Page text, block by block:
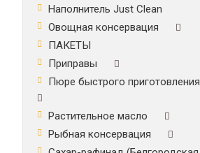
Наполнитель Just Clean
Овощная консервация
ПАКЕТЫ
Приправы
Пюре быстрого приготовления
Растительное масло
Рыбная консервация